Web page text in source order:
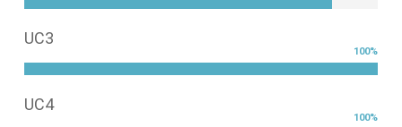
UC3
100%
UC4
100%